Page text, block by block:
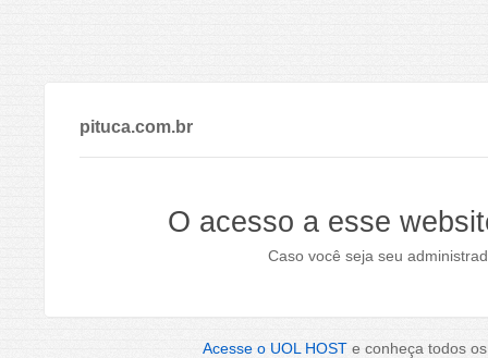
pituca.com.br
O acesso a esse
Caso você seja seu
Acesse o UOL HOST e conheça todos